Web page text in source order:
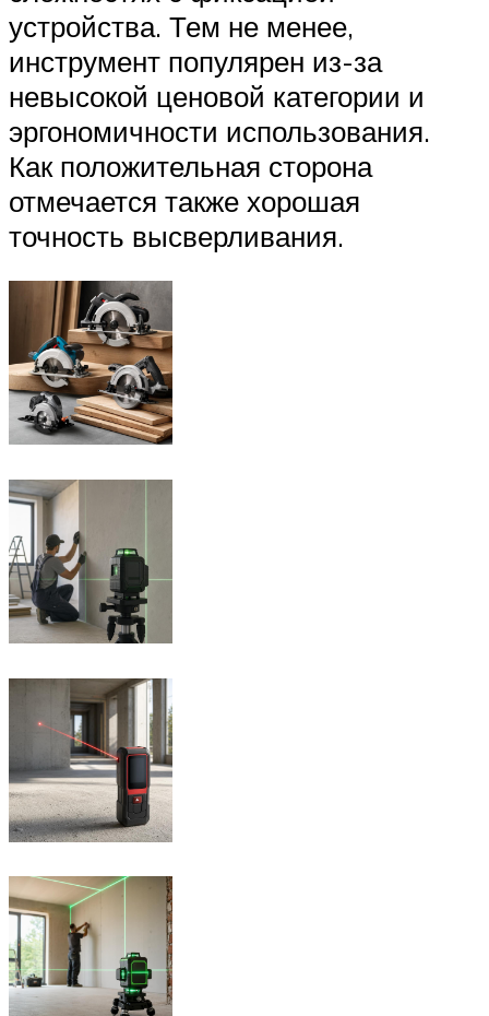
устройства. Тем не менее,
инструмент популярен из-за
невысокой ценовой категории и
эргономичности использования.
Как положительная сторона
отмечается также хорошая
точность высверливания.